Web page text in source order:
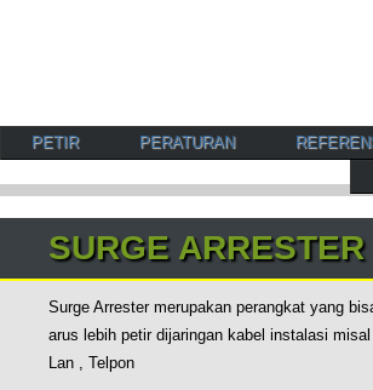
PETIR PERATURAN
SURGE ARRESTER
Surge Arrester merupakan perangkat yang
arus lebih petir dijaringan kabel instalasi misal
Lan , Telpon